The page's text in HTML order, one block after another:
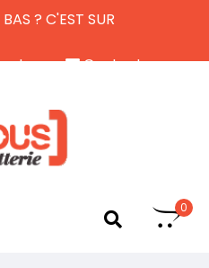
? C'EST SUR
retour
Contactez-nous
0